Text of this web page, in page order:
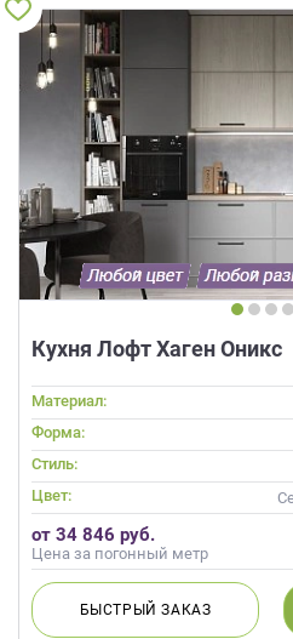
Кухня Лофт Хаген Оникс
Материал:
Форма:
Стиль:
Цвет:
от 34 846 руб.
Цена за погонный метр
БЫСТРЫЙЗАКАЗ